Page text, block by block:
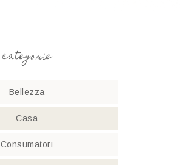
categorie
Bellezza
Casa
Consumatori